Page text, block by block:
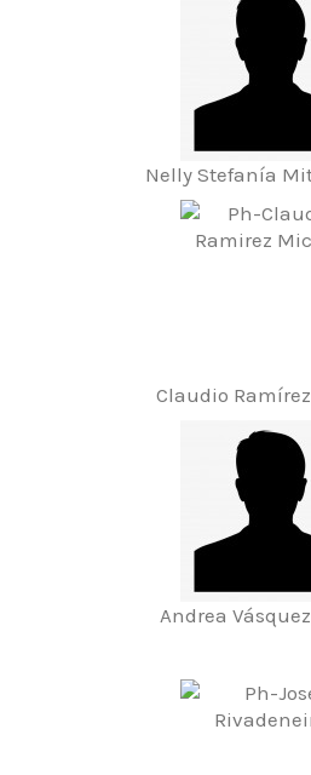
Nelly Stefanía
Claudio
Andrea